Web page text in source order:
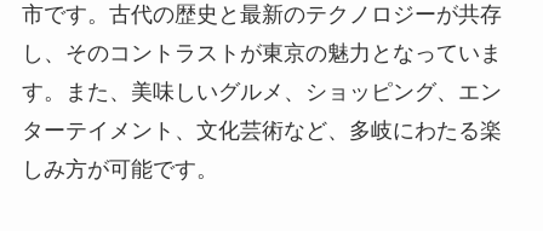
市です。古代の歴史と最新のテクノロジーが共存
し、そのコントラストが東京の魅力となっていま
す。また、美味しいグルメ、ショッピング、エン
ターテイメント、文化芸術など、多岐にわたる楽
しみ方が可能です。